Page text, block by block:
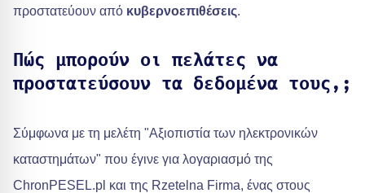
προστατεύουν από κυβερνοεπιθέσεις.
Πώς μπορούν οι πελάτες να
προστατεύσουν τα δεδομένα τους,;
Σύμφωνα με τη μελέτη "Αξιοπιστία των ηλεκτρονικών
καταστημάτων" που έγινε για λογαριασμό της
ChronPESEL.pl και της Rzetelna Firma, ένας στους